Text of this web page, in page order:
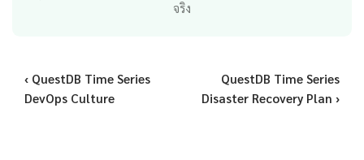
จริง
‹ QuestDB Time Series
DevOps Culture
QuestDB Time Series
Disaster Recovery Plan ›